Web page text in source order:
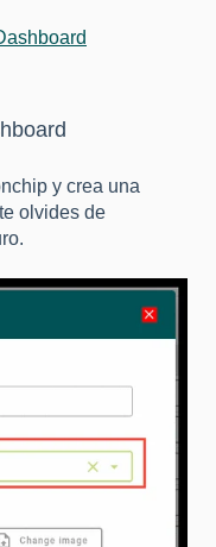
y crea una
olvides de